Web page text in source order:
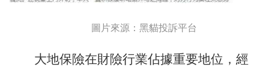
圖片來源：黑貓投訴平台
大地保險在財險行業佔據重要地位，經